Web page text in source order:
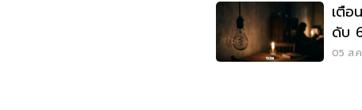
เตื
ดับ
นนท
05 ส.